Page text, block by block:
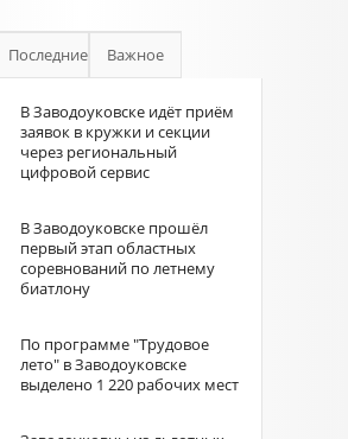
Последние Важное
В Заводоуковске идёт приём
заявок в кружки и секции
через региональный
цифровой сервис
В Заводоуковске прошёл
первый этап областных
соревнований по летнему
биатлону
По программе "Трудовое
лето" в Заводоуковске
выделено 1 220 рабочих мест